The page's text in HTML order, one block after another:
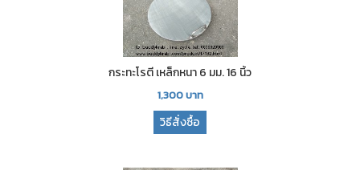
กระทะโรตี เหล็กหนา 6 มม. 16 นิ้ว
1,300บาท
วิธีสั่งซื้อ